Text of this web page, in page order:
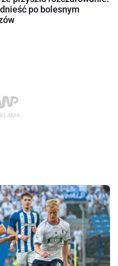
po bolesnym